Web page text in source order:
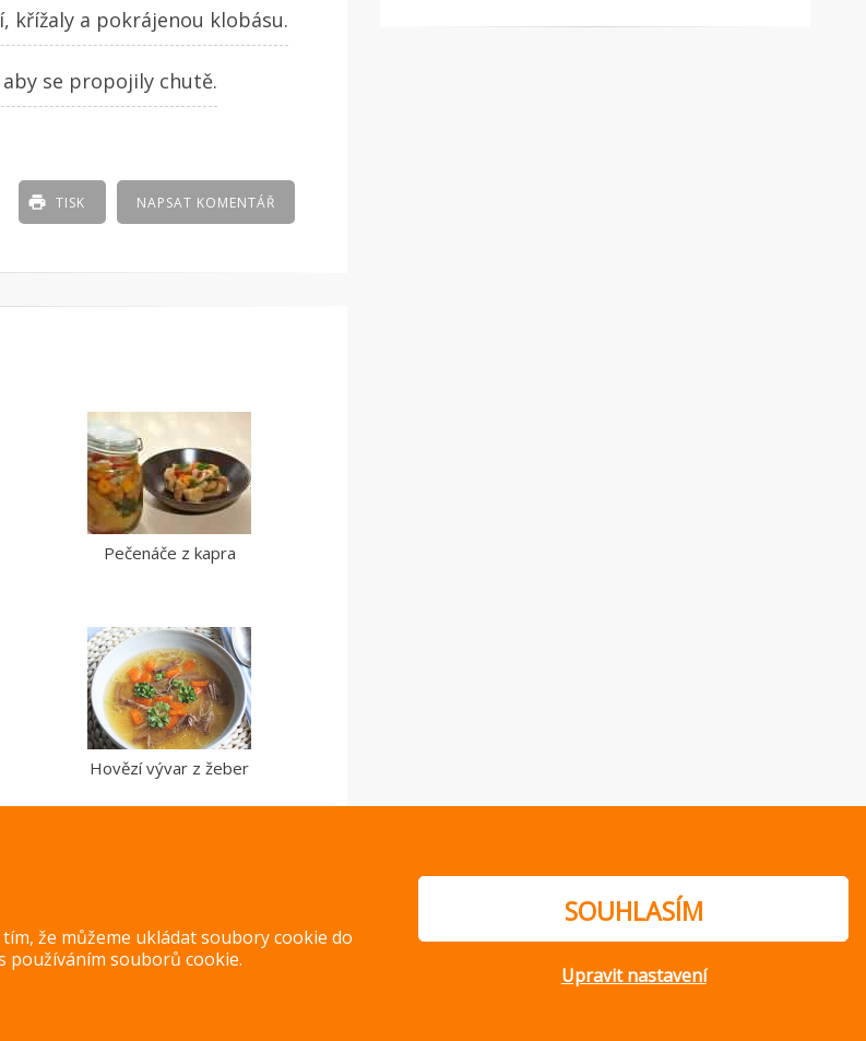
křížaly a pokrájenou klobásu.
se propojily chutě.
NAPSAT KOMENTÁŘ
TISK
Pečenáče z kapra
Hovězí vývar z žeber
že můžeme ukládat soubory cookie do
používáním souborů cookie.
SOUHLASÍM
Upravit nastavení